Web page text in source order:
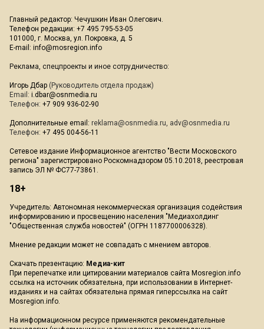
Главный редактор: Чечушкин Иван Олегович.
Телефон редакции: +7 495 795-53-05
101000, г. Москва, ул. Покровка, д. 5
E-mail: info@mosregion.info
Реклама, спецпроекты и иное сотрудничество:
Игорь Дбар (Руководитель отдела продаж)
Email: i.dbar@osnmedia.ru
Телефон: +7 909 936-02-90
Дополнительные email: reklama@osnmedia.ru, adv@osnmedia.ru
Телефон: +7 495 004-56-11
Сетевое издание Информационное агентство "Вести Московского
региона" зарегистрировано Роскомнадзором 05.10.2018, реестровая
запись ЭЛ № ФС77-73861.
18+
Учредитель: Автономная некоммерческая организация содействия
информированию и просвещению населения "Медиахолдинг
"Общественная служба новостей" (ОГРН 1187700006328).
Мнение редакции может не совпадать с мнением авторов.
Скачать презентацию: Медиа-кит
При перепечатке или цитировании материалов сайта Mosregion.info
ссылка на источник обязательна, при использовании в Интернет-
изданиях и на сайтах обязательна прямая гиперссылка на сайт
Mosregion.info.
На информационном ресурсе применяются рекомендательные